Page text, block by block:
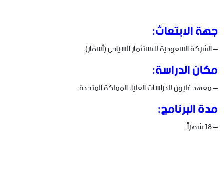
جهة الابتعاث:
– الشركة السعودية للاستثمار السياحي (أسفار).
مكان الدراسة:
– معهد غليون للدراسات العليا، المملكة المتحدة.
مدة البرنامج:
– 18 شهراً.